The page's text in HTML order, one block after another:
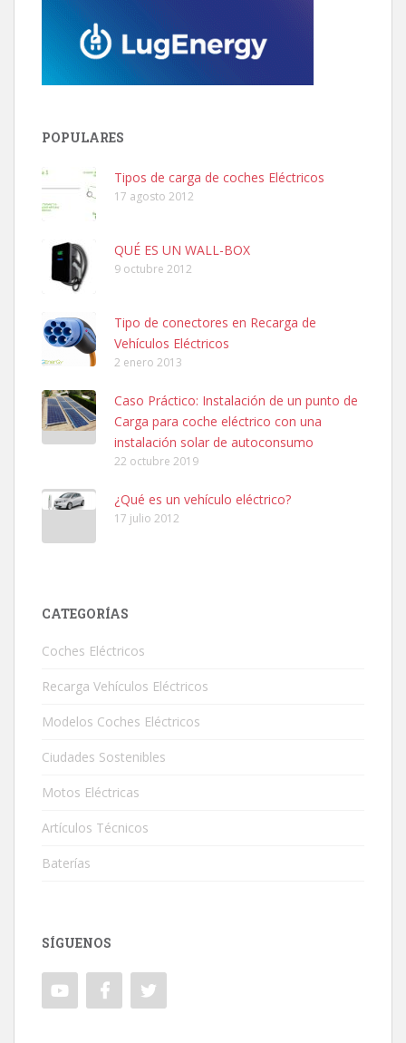
POPULARES
Tipos de carga de coches Eléctricos
17 agosto 2012
QUÉ ES UN WALL-BOX
9 octubre 2012
Tipo de conectores en Recarga de
Vehículos Eléctricos
2 enero 2013
Caso Práctico: Instalación de un punto de
Carga para coche eléctrico con una
instalación solar de autoconsumo
22 octubre 2019
¿Qué es un vehículo eléctrico?
17 julio 2012
CATEGORÍAS
Coches Eléctricos
Recarga Vehículos Eléctricos
Modelos Coches Eléctricos
Ciudades Sostenibles
Motos Eléctricas
Artículos Técnicos
Baterías
SÍGUENOS